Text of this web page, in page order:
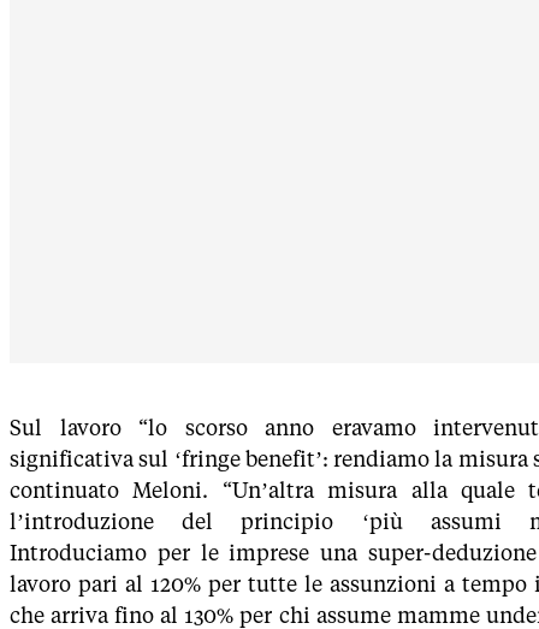
Sul lavoro “lo scorso anno eravamo
significativa sul ‘fringe benefit’: rendiamo la misura
continuato Meloni. “Un’altra misura alla quale
l’introduzione del principio ‘più assumi
Introduciamo per le imprese una super-
lavoro pari al 120% per tutte le assunzioni a tempo
che arriva fino al 130% per chi assume mamme